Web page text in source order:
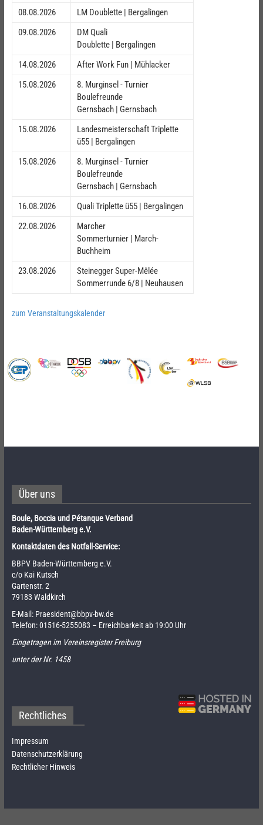
08.08.2026
LM Doublette | Bergalingen
09.08.2026
DM Quali
Doublette | Bergalingen
14.08.2026
After Work Fun | Mühlacker
15.08.2026
8. Murginsel - Turnier
Boulefreunde
Gernsbach | Gernsbach
15.08.2026
Landesmeisterschaft Triplette
ü55 | Bergalingen
15.08.2026
8. Murginsel - Turnier
Boulefreunde
Gernsbach | Gernsbach
16.08.2026
Quali Triplette ü55 | Bergalingen
22.08.2026
Marcher
Sommerturnier | March-
Buchheim
23.08.2026
Steinegger Super-Mêlée
Sommerrunde 6/8 | Neuhausen
zum Veranstaltungskalender
Über uns
Boule, Boccia und Pétanque Verband
Baden-Württemberg e.V.
Kontaktdaten des Notfall-Service:
BBPV Baden-Württemberg e.V.
c/o Kai Kutsch
Gartenstr. 2
79183 Waldkirch
E-Mail: Praesident@bbpv-bw.de
Telefon:01516-5255083 – Erreichbarkeit ab 19:00 Uhr
Eingetragen im Vereinsregister Freiburg
unter der Nr. 1458
Rechtliches
Impressum
Datenschutzerklärung
Rechtlicher Hinweis